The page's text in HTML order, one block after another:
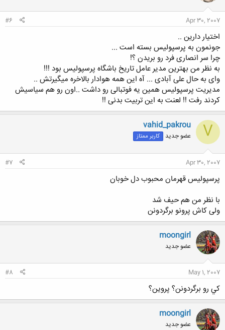
Apr 30, 2007
#6
اختیار دارین ..
جونمون به پرسپولیس بسته است ...
چرا سر انصاری فرد رو بریدن ؟!
به نظر من بهترین مدیر عامل تاریخ باشگاه پرسپولیس بود !!!
وای به حال علی آبادی ... آه این همه هوادار بالاخره میگیرتش ..
مدیریت پرسپولیس همین یه فوتبالی رو داشت ..اون رو هم سیاسیش
کردند رفت !! لعنت به این تربیت بدنی !!
V
vahid_pakrou
عضو جدید کاربر ممتاز
Apr 30, 2007
#7
پرسپولیس قهرمان محبوب دل خوبان
با نظر من هم حیف شد
ولی کاش پرونو برگردونن
moongirl
عضو جدید
May 1, 2007
#8
كي رو برگردونن؟ پروين؟
moongirl
عضو جدید